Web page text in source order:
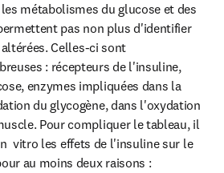
métabolismes du glucose et des
pas non plus d'identifier
Celles-ci sont
: récepteurs de l'insuline,
enzymes impliquées dans la
du glycogène, dans l'oxydation
Pour compliquer le tableau, il
vitro les effets de l'insuline sur le
au moins deux raisons :